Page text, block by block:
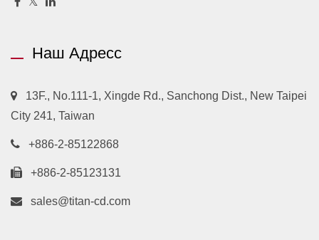
Наш Адресс
13F., No.111-1, Xingde Rd., Sanchong Dist., New Taipei
City 241, Taiwan
+886-2-85122868
+886-2-85123131
sales@titan-cd.com